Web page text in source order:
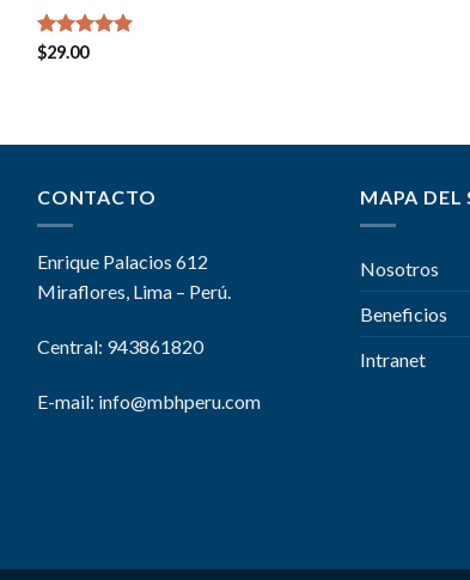
Valorado en
$29.00
CONTACTO
Enrique Palacios 612
Miraflores, Lima – Perú.
Central: 943861820
E-mail: info@mbhperu.com
MAPA DEL
Nosotros
Beneficios
Intranet